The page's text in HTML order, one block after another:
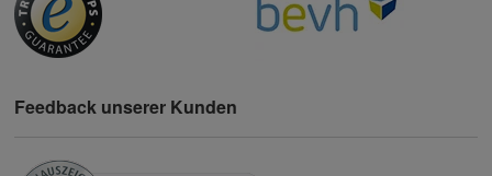
Feedback unserer Kunden